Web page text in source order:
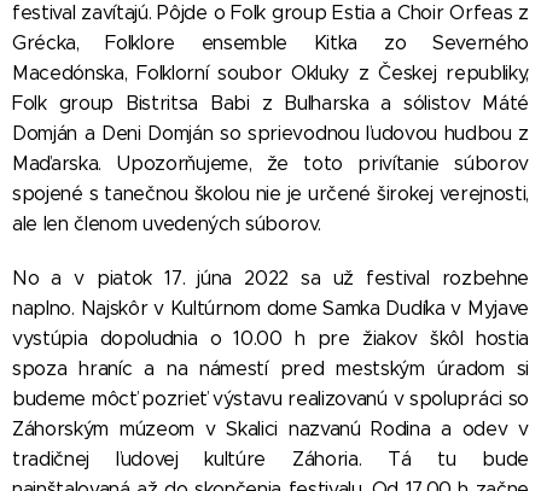
festival zavítajú. Pôjde o Folk group Estia a Choir Orfeas z
Grécka, Folklore ensemble Kitka zo Severného
Macedónska, Folklorní soubor Okluky z Českej republiky,
Folk group Bistritsa Babi z Bulharska a sólistov Máté
Domján a Deni Domján so sprievodnou ľudovou hudbou z
Maďarska. Upozorňujeme, že toto privítanie súborov
spojené s tanečnou školou nie je určené širokej verejnosti,
ale len členom uvedených súborov.
No a v piatok 17. júna 2022 sa už festival rozbehne
naplno. Najskôr v Kultúrnom dome Samka Dudíka v Myjave
vystúpia dopoludnia o 10.00 h pre žiakov škôl hostia
spoza hraníc a na námestí pred mestským úradom si
budeme môcť pozrieť výstavu realizovanú v spolupráci so
Záhorským múzeom v Skalici nazvanú Rodina a odev v
tradičnej ľudovej kultúre Záhoria. Tá tu bude